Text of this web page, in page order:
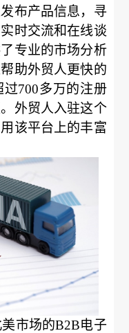
布产品信息，寻
时交流和在线谈
专业的市场分析
助外贸人更快的
700多万的注册
外贸人入驻这个
该平台上的丰富
市场的B2B电子